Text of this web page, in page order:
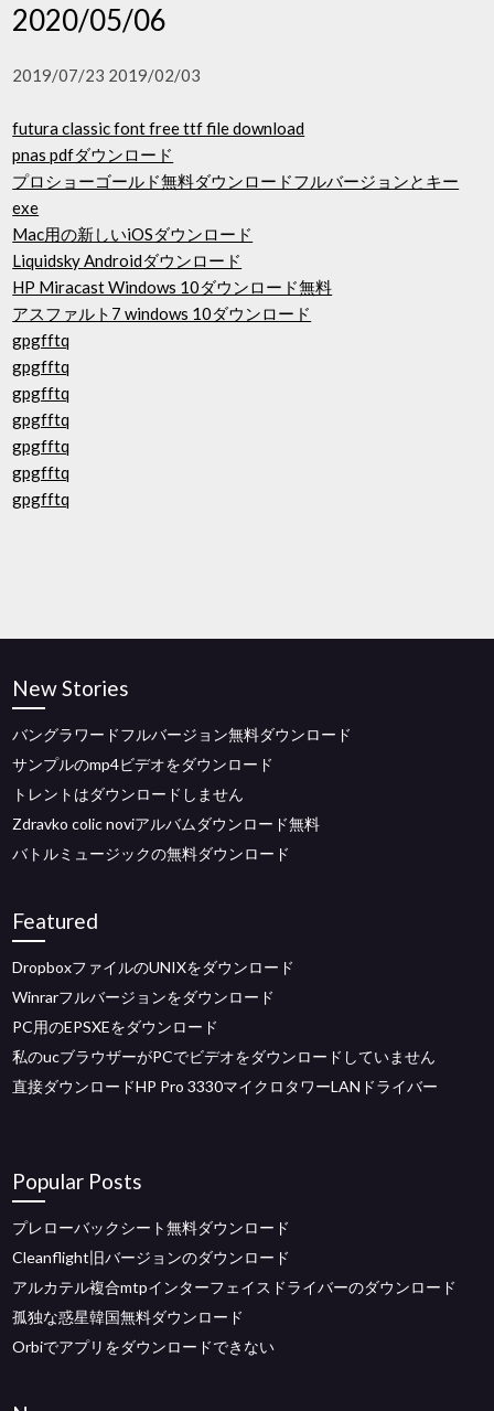
2020/05/06
2019/07/23 2019/02/03
futura classic font free ttf file download
pnas pdfダウンロード
プロショーゴールド無料ダウンロードフルバージョンとキー
exe
Mac用の新しいiOSダウンロード
Liquidsky Androidダウンロード
HP Miracast Windows 10ダウンロード無料
アスファルト7 windows 10ダウンロード
gpgfftq
gpgfftq
gpgfftq
gpgfftq
gpgfftq
gpgfftq
gpgfftq
New Stories
バングラワードフルバージョン無料ダウンロード
サンプルのmp4ビデオをダウンロード
トレントはダウンロードしません
Zdravko colic noviアルバムダウンロード無料
バトルミュージックの無料ダウンロード
Featured
DropboxファイルのUNIXをダウンロード
Winrarフルバージョンをダウンロード
PC用のEPSXEをダウンロード
私のucブラウザーがPCでビデオをダウンロードしていません
直接ダウンロードHP Pro 3330マイクロタワーLANドライバー
Popular Posts
プレローバックシート無料ダウンロード
Cleanflight旧バージョンのダウンロード
アルカテル複合mtpインターフェイスドライバーのダウンロード
孤独な惑星韓国無料ダウンロード
Orbiでアプリをダウンロードできない